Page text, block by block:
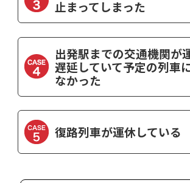
止まってしまった
出発駅までの交通機関が
遅延していて予定の列車
なかった
復路列車が運休している